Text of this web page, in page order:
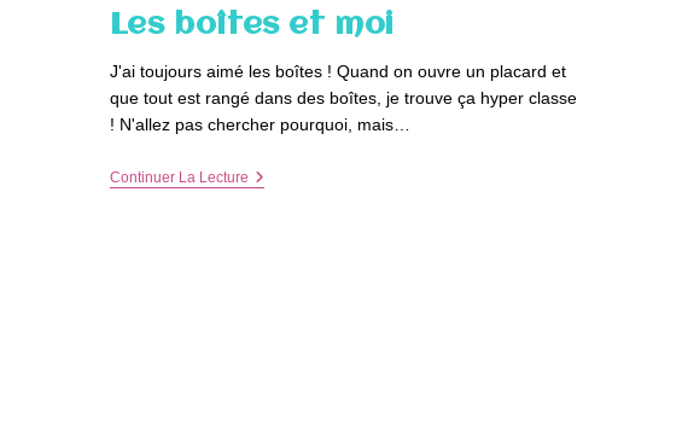
Les boîtes et moi
J'ai toujours aimé les boîtes ! Quand on ouvre un placard et
que tout est rangé dans des boîtes, je trouve ça hyper classe
! N'allez pas chercher pourquoi, mais…
Continuer La LectureLes